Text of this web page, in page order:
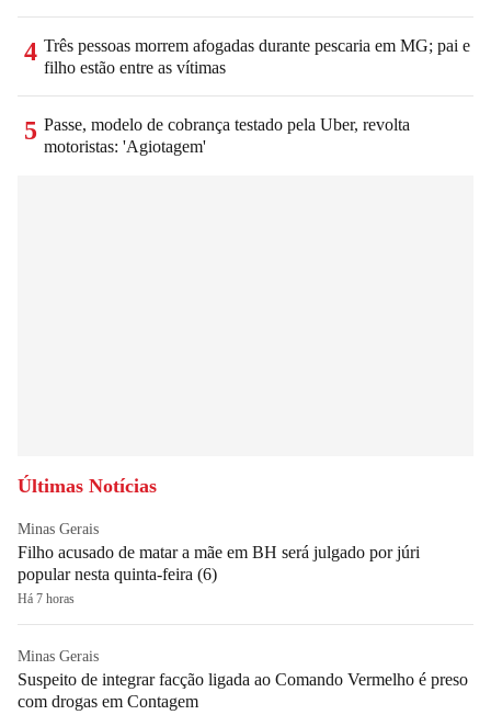
4 Três pessoas morrem afogadas durante pescaria em MG; pai e
filho estão entre as vítimas
5 Passe, modelo de cobrança testado pela Uber, revolta
motoristas: 'Agiotagem'
Últimas Notícias
Minas Gerais
Filho acusado de matar a mãe em BH será julgado por júri
popular nesta quinta-feira (6)
Há 7 horas
Minas Gerais
Suspeito de integrar facção ligada ao Comando Vermelho é preso
com drogas em Contagem